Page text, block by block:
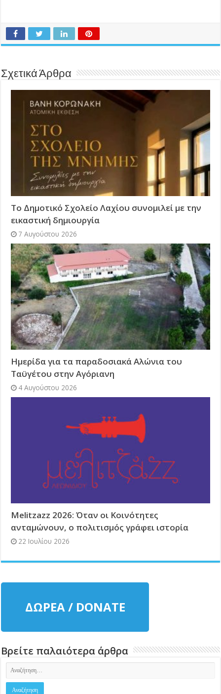
Σχετικά Άρθρα
Το Δημοτικό Σχολείο Λαχίου συνομιλεί με την
εικαστική δημιουργία
7 Αυγούστου 2026
Ημερίδα για τα παραδοσιακά Αλώνια του
Ταϋγέτου στην Αγόριανη
4 Αυγούστου 2026
Melitzazz 2026: Όταν οι Κοινότητες
ανταμώνουν, ο πολιτισμός γράφει ιστορία
22 Ιουλίου 2026
ΔΩΡΕΑ / DONATE
Βρείτε παλαιότερα άρθρα